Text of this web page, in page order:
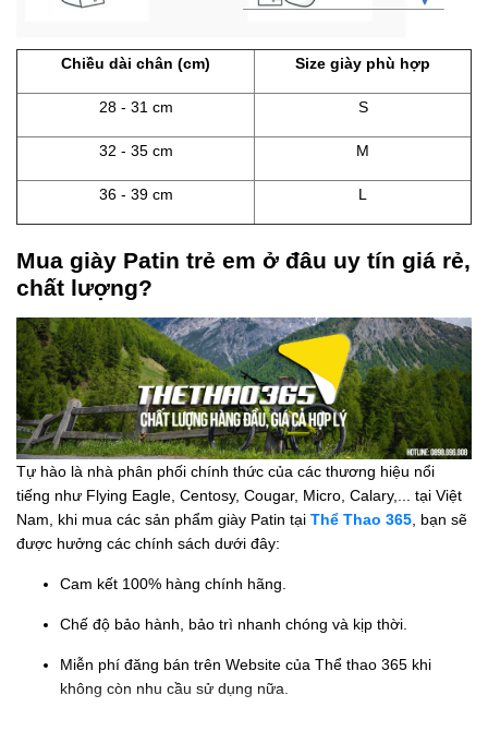
Chiều dài chân (cm) Size giày phù hợp
28 - 31 cm S
32 - 35 cm M
36 - 39 cm L
Mua giày Patin trẻ em ở đâu uy tín giá rẻ,
chất lượng?
Tự hào là nhà phân phối chính thức của các thương hiệu nổi
tiếng như Flying Eagle, Centosy, Cougar, Micro, Calary,... tại Việt
Nam, khi mua các sản phẩm giày Patin tại Thể Thao 365, bạn sẽ
được hưởng các chính sách dưới đây:
Cam kết 100% hàng chính hãng.
Chế độ bảo hành, bảo trì nhanh chóng và kịp thời.
Miễn phí đăng bán trên Website của Thể thao 365 khi
không còn nhu cầu sử dụng nữa.